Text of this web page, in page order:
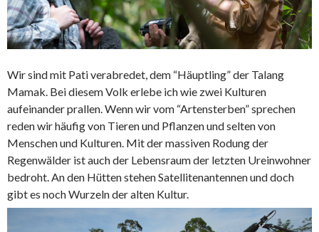
Wir sind mit Pati verabredet, dem “Häuptling” der Talang
Mamak. Bei diesem Volk erlebe ich wie zwei Kulturen
aufeinander prallen. Wenn wir vom “Artensterben” sprechen
reden wir häufig von Tieren und Pflanzen und selten von
Menschen und Kulturen. Mit der massiven Rodung der
Regenwälder ist auch der Lebensraum der letzten Ureinwohner
bedroht. An den Hütten stehen Satellitenantennen und doch
gibt es noch Wurzeln der alten Kultur.